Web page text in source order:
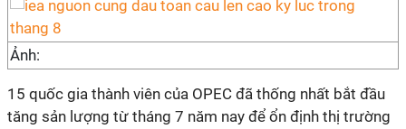
Ảnh:
15 quốc gia thành viên của OPEC đã thống nhất bắt đầu
tăng sản lượng từ tháng 7 năm nay để ổn định thị trường